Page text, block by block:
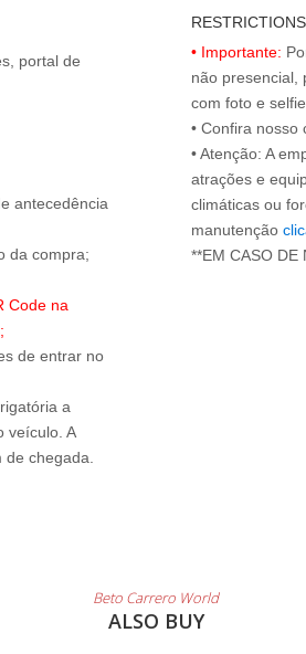
portal de
antecedência
da compra;
Code na
de entrar no
a
veículo. A
chegada.
RESTRICTIONS
• Importante:
não presencial,
com foto e
• Confira nosso
• Atenção: A
atrações e
climáticas ou
manutenção
**EM CASO DE
Beto Carrero World
ALSO BUY